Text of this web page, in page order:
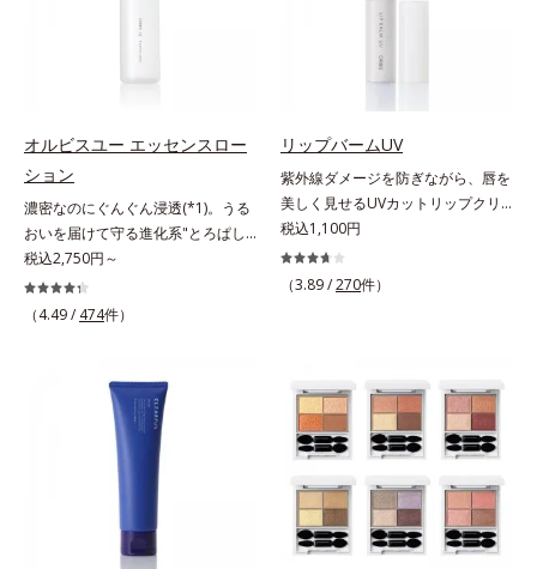
主成分を選択的に吸収し、うるおい
はしっかり残すことでカバー力を保
層の範囲内*3 スキンプロテクト※
防ぐ複合成分 ※ ビルベリー葉エ
キス、タベブイアインペチギノサ樹
皮エキス*4 グリセリルグルコシド
（保湿成分）、（ジメチコン／ビニ
ルジメチコン）クロスポリマー、ジ
メチコン（カバー成分）*5 アクリ
レーツコポリマー
すこやかな毎日を応援します。
美髪へ導きます。翌朝の手ぐしで納
得できる、褒められ髪をご体感くだ
さい。*1 年齢に応じたお手入れの
こと *2 保湿成分
オルビスユー エッセンスロー
ション
濃密なのにぐんぐん浸透(*1)。うる
おいを届けて守る進化系"とろぱし
ゃ"ローション。7000種を超える成
分から厳選し、「うるおいの質
(*1)」に着目した初期エイジングケ
ーチする初期エイジングケアシリー
ズです。「うるおいの質」に着目
し、肌荒れを予防しながらうるおい
に満ちた美しい肌へと導きます。ポ
ーラ・オルビスグループ独自の肌荒
れ防止有効成分として、「DF-パン
テノール(*3)」を国内唯一(*4)、高
濃度で配合。角層のバリア機能にア
税込2,750円～
（4.49 / 474件）
リップバームUV
紫外線ダメージを防ぎながら、唇を
美しく見せるUVカットリップクリ
ーム。UV対策を忘れがちな唇に。
紫外線をカットしながら、顔色をパ
ッと明るく見せるUVカットリップ
SPF25・PA++のUVカット効果のあ
るリップクリームで、顔だけでなく
唇もしっかりUV対策しましょう。2
種類の保湿成分（加水分解コラーゲ
ン、ゲットウ葉エキス）を配合して
いるから、カサつき・くすみ(*)など
の乾燥悩みも解決＆うるおい長持
ち。通常色は、どんな肌色にも似合
税込1,100円
（3.89 /270件）